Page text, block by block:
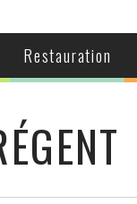
Restauration